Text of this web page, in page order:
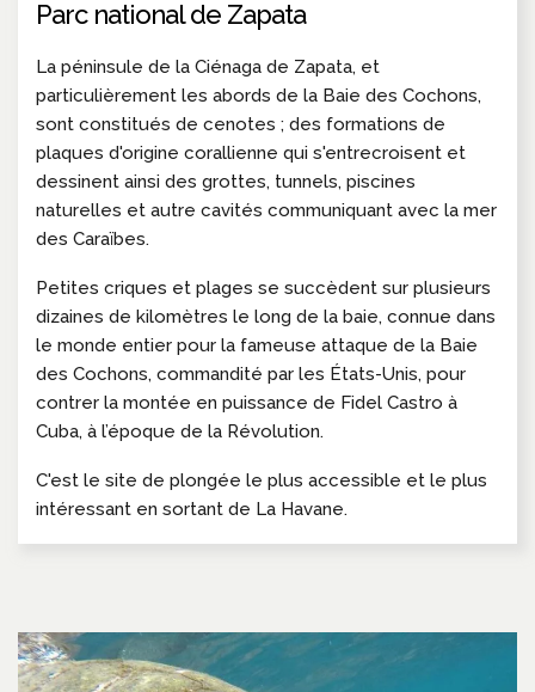
Parc national de Zapata
La péninsule de la Ciénaga de Zapata, et
particulièrement les abords de la Baie des Cochons,
sont constitués de cenotes ; des formations de
plaques d'origine corallienne qui s'entrecroisent et
dessinent ainsi des grottes, tunnels, piscines
naturelles et autre cavités communiquant avec la mer
des Caraïbes.
Petites criques et plages se succèdent sur plusieurs
dizaines de kilomètres le long de la baie, connue dans
le monde entier pour la fameuse attaque de la Baie
des Cochons, commandité par les États-Unis, pour
contrer la montée en puissance de Fidel Castro à
Cuba, à l’époque de la Révolution.
C'est le site de plongée le plus accessible et le plus
intéressant en sortant de La Havane.